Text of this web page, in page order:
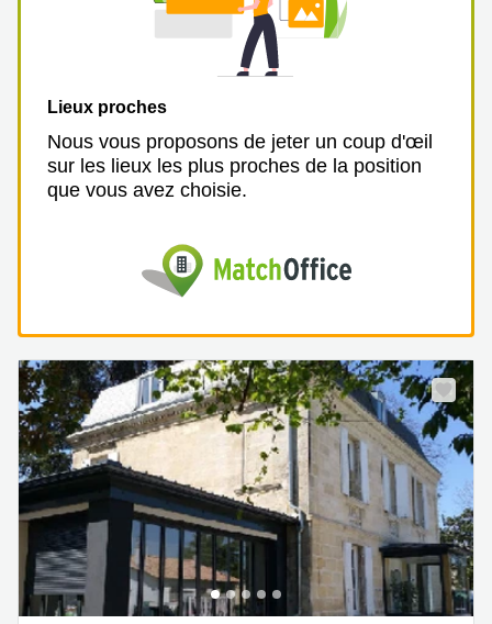
Lieux proches
Nous vous proposons de jeter un coup d'œil
sur les lieux les plus proches de la position
que vous avez choisie.